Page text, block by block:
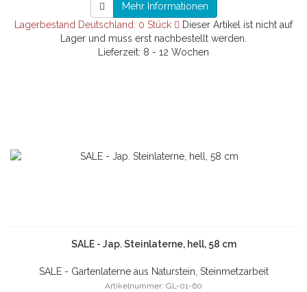
Mehr Informationen
Lagerbestand Deutschland: 0 Stück
Dieser Artikel ist nicht auf
Lager und muss erst nachbestellt werden.
Lieferzeit: 8 - 12 Wochen
SALE - Jap. Steinlaterne, hell, 58 cm
SALE - Gartenlaterne aus Naturstein, Steinmetzarbeit
Artikelnummer: GL-01-60